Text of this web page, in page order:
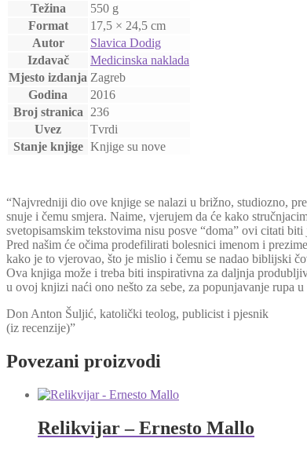
Težina
550 g
Format
17,5 × 24,5 cm
Autor
Slavica Dodig
Izdavač
Medicinska naklada
Mjesto izdanja Zagreb
Godina
2016
Broj stranica
236
Uvez
Tvrdi
Stanje knjige Knjige su nove
“Najvredniji dio ove knjige se nalazi u brižno, studiozno,
snuje i čemu smjera. Naime, vjerujem da će kako
svetopisamskim tekstovima nisu posve “doma” ovi citati
Pred našim će očima prodefilirati bolesnici imenom i
kako je to vjerovao, što je mislio i čemu se nadao biblijski
Ova knjiga može i treba biti inspirativna za daljnja
u ovoj knjizi naći ono nešto za sebe, za popunjavanje rupa
Don Anton Šuljić, katolički teolog, publicist i pjesnik
(iz recenzije)”
Povezani proizvodi
Relikvijar – Ernesto Mallo